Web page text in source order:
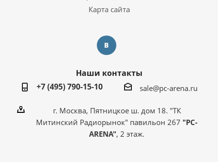
Карта сайта
Наши контакты
+7 (495) 790-15-10
sale@pc-arena.ru
г. Москва, Пятницкое ш. дом 18. "ТК
Митинский Радиорынок" павильон 267 "PC-
ARENA", 2 этаж.